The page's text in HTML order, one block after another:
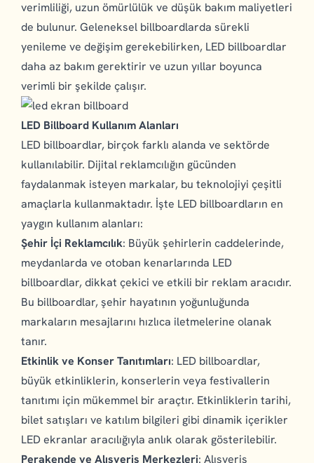
verimliliği, uzun ömürlülük ve düşük bakım maliyetleri
de bulunur. Geleneksel billboardlarda sürekli
yenileme ve değişim gerekebilirken, LED billboardlar
daha az bakım gerektirir ve uzun yıllar boyunca
verimli bir şekilde çalışır.
LED Billboard Kullanım Alanları
LED billboardlar, birçok farklı alanda ve sektörde
kullanılabilir. Dijital reklamcılığın gücünden
faydalanmak isteyen markalar, bu teknolojiyi çeşitli
amaçlarla kullanmaktadır. İşte LED billboardların en
yaygın kullanım alanları:
Şehir İçi Reklamcılık: Büyük şehirlerin caddelerinde,
meydanlarda ve otoban kenarlarında LED
billboardlar, dikkat çekici ve etkili bir reklam aracıdır.
Bu billboardlar, şehir hayatının yoğunluğunda
markaların mesajlarını hızlıca iletmelerine olanak
tanır.
Etkinlik ve Konser Tanıtımları: LED billboardlar,
büyük etkinliklerin, konserlerin veya festivallerin
tanıtımı için mükemmel bir araçtır. Etkinliklerin tarihi,
bilet satışları ve katılım bilgileri gibi dinamik içerikler
LED ekranlar aracılığıyla anlık olarak gösterilebilir.
Perakende ve Alışveriş Merkezleri: Alışveriş